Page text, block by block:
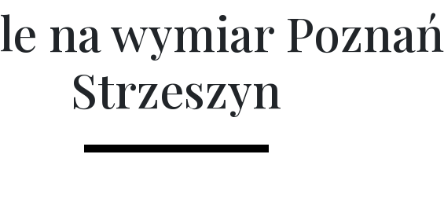
na wymiar Poznań
Strzeszyn